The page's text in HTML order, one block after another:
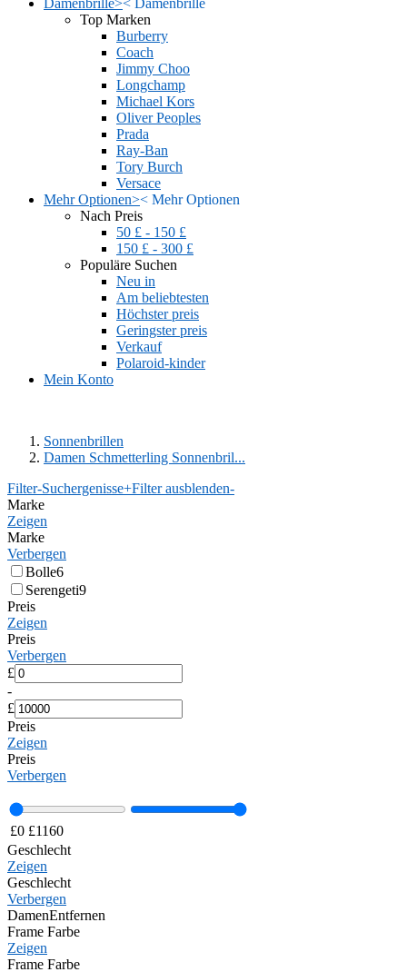
Damenbrille>< Damenbrille
Top Marken
Burberry
Coach
Jimmy Choo
Longchamp
Michael Kors
Oliver Peoples
Prada
Ray-Ban
Tory Burch
Versace
Mehr Optionen>< Mehr Optionen
Nach Preis
50 £ - 150 £
150 £ - 300 £
Populäre Suchen
Neu in
Am beliebtesten
Höchster preis
Geringster preis
Verkauf
Polaroid-kinder
Mein Konto
Sonnenbrillen
Damen Schmetterling Sonnenbril...
Filter-Suchergenisse+Filter ausblenden-
Marke
Zeigen
Marke
Verbergen
Bolle6
Serengeti9
Preis
Zeigen
Preis
Verbergen
£
-
£
Preis
Zeigen
Preis
Verbergen
£0 £1160
Geschlecht
Zeigen
Geschlecht
Verbergen
DamenEntfernen
Frame Farbe
Zeigen
Frame Farbe